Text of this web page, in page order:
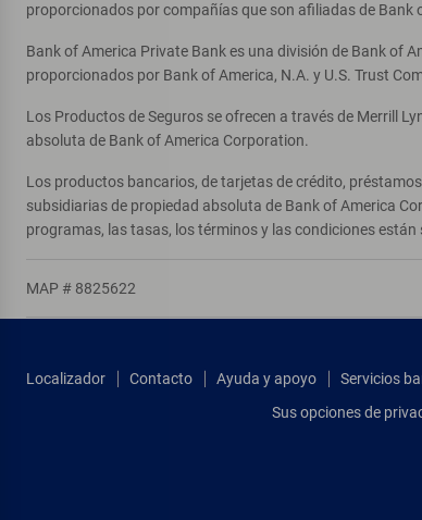
proporcionados por compañías que son afiliadas de Bank
Bank of America Private Bank es una división de Bank of
proporcionados por Bank of America, N.A. y U.S. Trust
Los Productos de Seguros se ofrecen a través de Merrill
absoluta de Bank of America Corporation.
Los productos bancarios, de tarjetas de crédito,
subsidiarias de propiedad absoluta de Bank of America
programas, las tasas, los términos y las condiciones
MAP # 8825622
Localizador Contacto Ayuda y apoyo Servicios
Sus opciones de